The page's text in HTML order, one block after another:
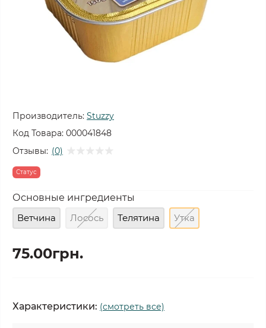
Производитель: Stuzzy
Код Товара: 000041848
Отзывы: (0)
Статус
Основные ингредиенты
Ветчина
Лосось Телятина Утка
75.00грн.
Характеристики: (смотреть все)